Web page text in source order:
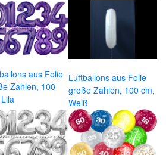
aus Folie
Zahlen, 100
Luftballons aus Folie
große Zahlen, 100 cm,
Weiß